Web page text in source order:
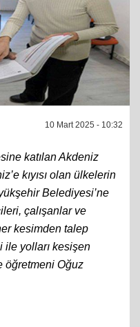
10 Mart 2025 - 10:32
katılan Akdeniz
kıyısı olan ülkelerin
Belediyesi’ne
çalışanlar ve
kesimden talep
ile yolları kesişen
öğretmeni Oğuz